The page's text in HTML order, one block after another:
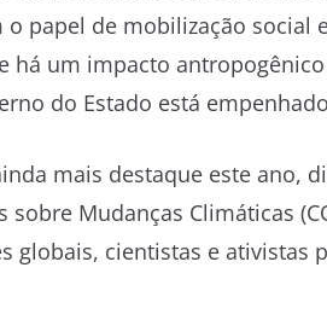
o papel de mobilização
há um impacto
do Estado está
mais destaque este ano,
sobre Mudanças Climáticas
globais, cientistas e